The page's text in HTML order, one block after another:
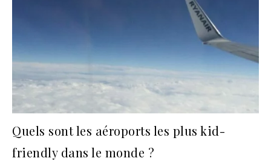
Quels sont les aéroports les plus kid-
friendly dans le monde ?